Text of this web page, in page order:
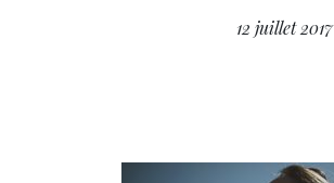
12 juillet 2017